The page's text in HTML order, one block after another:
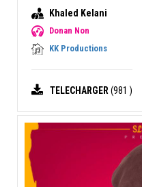
Khaled Kelani
Donan Non
KK Productions
TELECHARGER (981 )